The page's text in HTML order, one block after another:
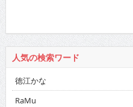
人気の検索ワード
徳江かな
RaMu